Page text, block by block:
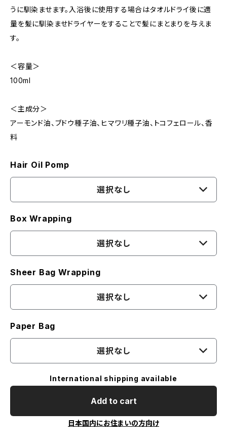
うに馴染ませます。入浴後に使用する場合はタオルドライ後に適
量を髪に馴染ませドライヤーをすることで髪にまとまりを与えま
す。
＜容量＞
100ml
＜主成分＞
アーモンド油、ブドウ種子油、ヒマワリ種子油、トコフェロール、香
料
Hair Oil Pomp
選択なし
Box Wrapping
選択なし
Sheer Bag Wrapping
選択なし
Paper Bag
選択なし
International shipping available
Add to cart
日本国内にお住まいの方向け